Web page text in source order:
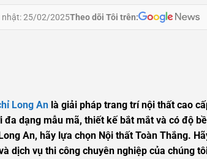
nhật: 25/02/2025Theo dõi Tôi trên:
Long An là giải pháp trang trí nội thất cao
đa dạng mẫu mã, thiết kế bắt mắt và có độ
An, hãy lựa chọn Nội thất Toàn Thắng.
dịch vụ thi công chuyên nghiệp của chúng